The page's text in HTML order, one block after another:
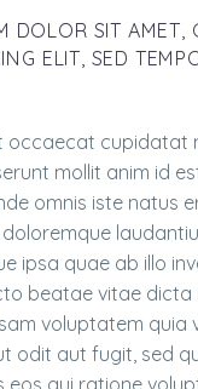
DOLOR SIT AMET,
ELIT, SED
occaecat cupidatat
mollit anim id
omnis iste natus
ipsa quae ab illo
beatae vitae dicta
voluptatem quia
odit aut fugit, sed
eos qui ratione